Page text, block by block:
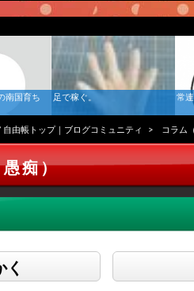
南国育ち 足で稼ぐ。 常
自由帳トップ｜ブログコミュニティ コラム
痴）